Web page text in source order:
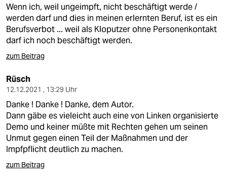
Wenn ich, weil ungeimpft, nicht beschäftigt werde /
werden darf und dies in meinen erlernten Beruf, ist es ein
Berufsverbot ... weil als Kloputzer ohne Personenkontakt
darf ich noch beschäftigt werden.
zum Beitrag
Rüsch
12.12.2021 , 13:29 Uhr
Danke ! Danke ! Danke, dem Autor.
Dann gäbe es vieleicht auch eine von Linken organisierte
Demo und keiner müßte mit Rechten gehen um seinen
Unmut gegen einen Teil der Maßnahmen und der
Impfpflicht deutlich zu machen.
zum Beitrag